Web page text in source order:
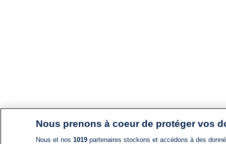
Nous prenons à coeur de protéger vos
Nous et nos 1019partenaires stockons et accédons à des